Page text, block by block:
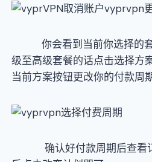
你会看到当前你选择的套
级至高级套餐的话点击选择方
当前方案按钮更改你的付款周期
确认好付款周期后查看订